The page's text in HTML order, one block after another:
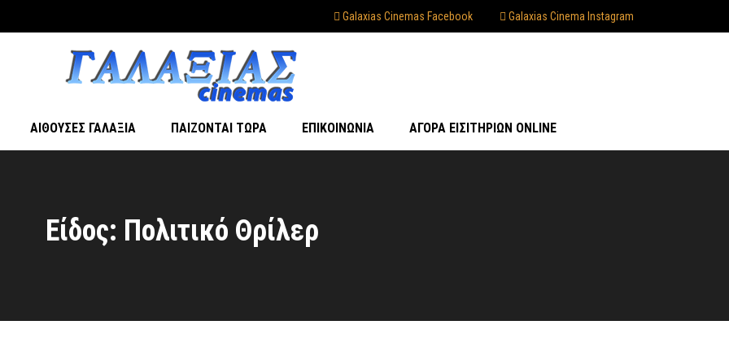
Galaxias Cinemas Facebook Galaxias Cinema Instagram
ΑΊΘΟΥΣΕΣ ΓΑΛΑΞΊΑ ΠΑΊΖΟΝΤΑΙ ΤΏΡΑ ΕΠΙΚΟΙΝΩΝΊΑ ΑΓΟΡΆ ΕΙΣΙΤΗΡΊΩΝ ONLINE
Είδος: Πολιτικό Θρίλερ